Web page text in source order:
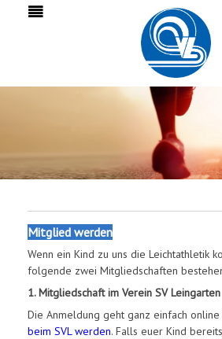
Mitglied werden
Wenn ein Kind zu uns die Leichtathletik
folgende zwei Mitgliedschaften
1. Mitgliedschaft im Verein SV Leingarten
Die Anmeldung geht ganz einfach
beim SVL werden. Falls euer Kind